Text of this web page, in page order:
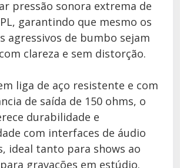
pressão sonora extrema de
garantindo que mesmo os
agressivos de bumbo sejam
clareza e sem distorção.
liga de aço resistente e com
de saída de 150 ohms, o
durabilidade e
com interfaces de áudio
ideal tanto para shows ao
gravações em estúdio.